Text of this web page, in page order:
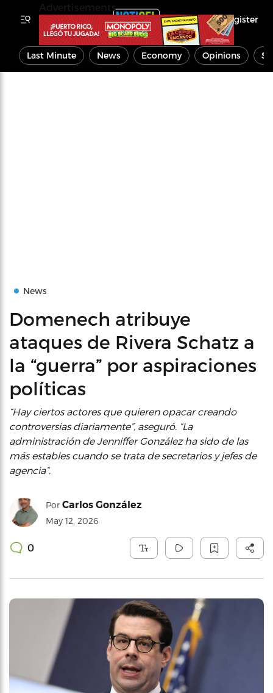
Register
Last Minute News Economy Opinions
News
Domenech atribuye
ataques de Rivera Schatz a
la “guerra” por aspiraciones
políticas
“Hay ciertos actores que quieren opacar creando
controversias diariamente”, aseguró. “La
administración de Jenniffer González ha sido de las
más estables cuando se trata de secretarios y jefes de
agencia”.
Por Carlos González
May 12, 2026
0
Advertisements